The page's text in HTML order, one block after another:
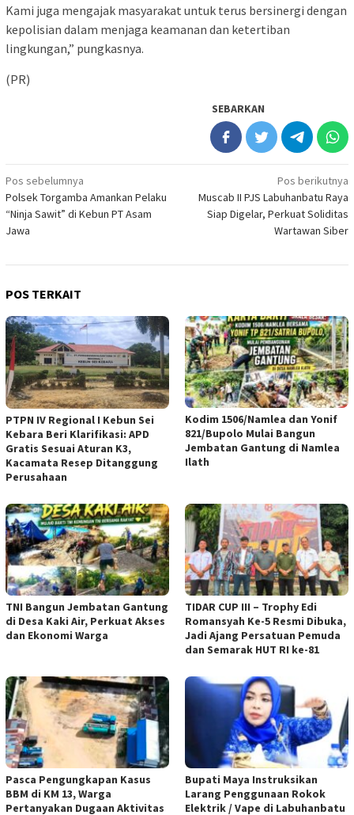
Kami juga mengajak masyarakat untuk terus bersinergi dengan
kepolisian dalam menjaga keamanan dan ketertiban
lingkungan,” pungkasnya.
(PR)
SEBARKAN
Navigasi
pos
Pos sebelumnya
Polsek Torgamba Amankan Pelaku
“Ninja Sawit” di Kebun PT Asam
Jawa
Pos berikutnya
Muscab II PJS Labuhanbatu Raya
Siap Digelar, Perkuat Soliditas
Wartawan Siber
POS TERKAIT
PTPN IV Regional I Kebun Sei
Kebara Beri Klarifikasi: APD
Gratis Sesuai Aturan K3,
Kacamata Resep Ditanggung
Perusahaan
Kodim 1506/Namlea dan Yonif
821/Bupolo Mulai Bangun
Jembatan Gantung di Namlea
Ilath
TNI Bangun Jembatan Gantung
di Desa Kaki Air, Perkuat Akses
dan Ekonomi Warga
TIDAR CUP III – Trophy Edi
Romansyah Ke-5 Resmi Dibuka,
Jadi Ajang Persatuan Pemuda
dan Semarak HUT RI ke-81
Pasca Pengungkapan Kasus
BBM di KM 13, Warga
Pertanyakan Dugaan Aktivitas
Bupati Maya Instruksikan
Larang Penggunaan Rokok
Elektrik / Vape di Labuhanbatu